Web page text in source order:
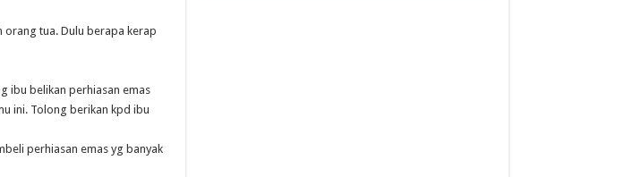
orang tua. Dulu berapa kerap
ibu belikan perhiasan emas
ini. Tolong berikan kpd ibu
perhiasan emas yg banyak